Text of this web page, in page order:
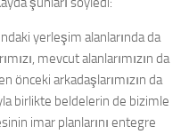
yerleşim alanlarında da
mevcut alanlarımızın da
önceki arkadaşlarımızın da
birlikte beldelerin de bizimle
imar planlarını entegre